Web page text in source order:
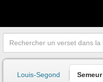
Louis-Segond Semeur